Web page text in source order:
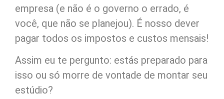
empresa (e não é o governo o errado, é
você, que não se planejou). É nosso dever
pagar todos os impostos e custos mensais!
Assim eu te pergunto: estás preparado para
isso ou só morre de vontade de montar seu
estúdio?